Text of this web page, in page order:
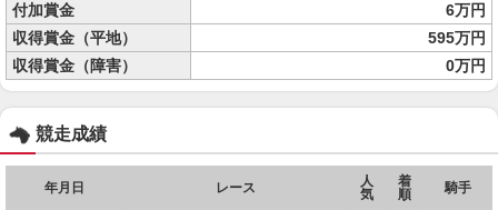
付加賞金
6万円
収得賞金（平地）
595万円
収得賞金（障害）
0万円
競走成績
年月日 レース
人
気
着
順
騎手